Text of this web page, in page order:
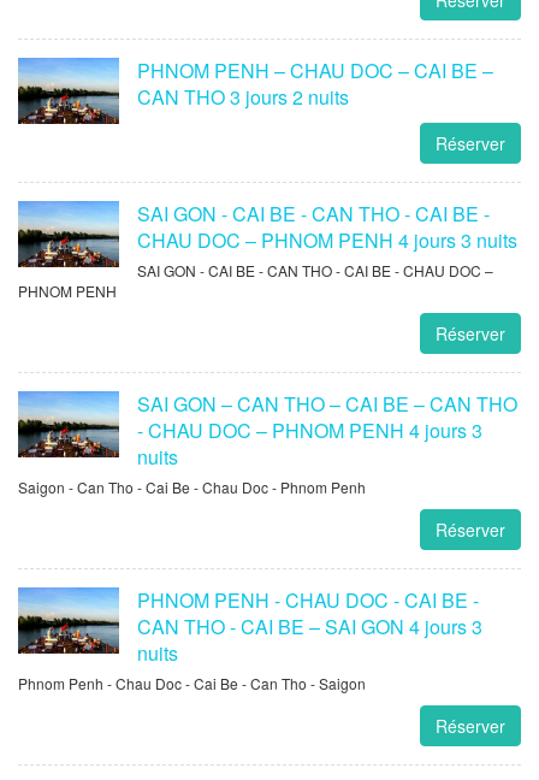
PHNOM PENH – CHAU DOC – CAI BE –
CAN THO 3 jours 2 nuits
Réserver
SAI GON - CAI BE - CAN THO - CAI BE -
CHAU DOC – PHNOM PENH 4 jours 3 nuits
SAI GON - CAI BE - CAN THO - CAI BE - CHAU DOC –
PHNOM PENH
Réserver
SAI GON – CAN THO – CAI BE – CAN THO
- CHAU DOC – PHNOM PENH 4 jours 3
nuits
Saigon - Can Tho - Cai Be - Chau Doc - Phnom Penh
Réserver
PHNOM PENH - CHAU DOC - CAI BE -
CAN THO - CAI BE – SAI GON 4 jours 3
nuits
Phnom Penh - Chau Doc - Cai Be - Can Tho - Saigon
Réserver